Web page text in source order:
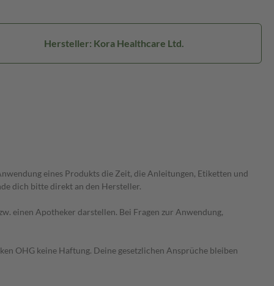
Hersteller: Kora Healthcare Ltd.
eines Produkts die Zeit, die Anleitungen, Etiketten und
dich bitte direkt an den Hersteller.
einen Apotheker darstellen. Bei Fragen zur Anwendung,
OHG keine Haftung. Deine gesetzlichen Ansprüche bleiben